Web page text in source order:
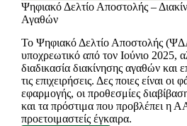
Ψηφιακό Δελτίο Αποστολής –
Αγαθών
Το Ψηφιακό Δελτίο Αποστολής
υποχρεωτικό από τον Ιούνιο 2025,
διαδικασία διακίνησης αγαθών και
τις επιχειρήσεις. Δες ποιες είναι οι
εφαρμογής, οι προθεσμίες
και τα πρόστιμα που προβλέπει η
προετοιμαστείς έγκαιρα.